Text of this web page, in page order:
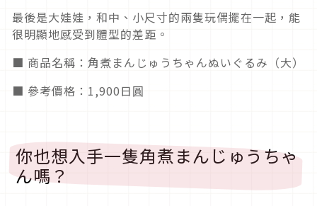
最後是大娃娃，和中、小尺寸的兩隻玩偶擺在一起，能
很明顯地感受到體型的差距。
■ 商品名稱：角煮まんじゅうちゃんぬいぐるみ（大）
■ 參考價格：1,900日圓
你也想入手一隻角煮まんじゅうちゃ
ん嗎？